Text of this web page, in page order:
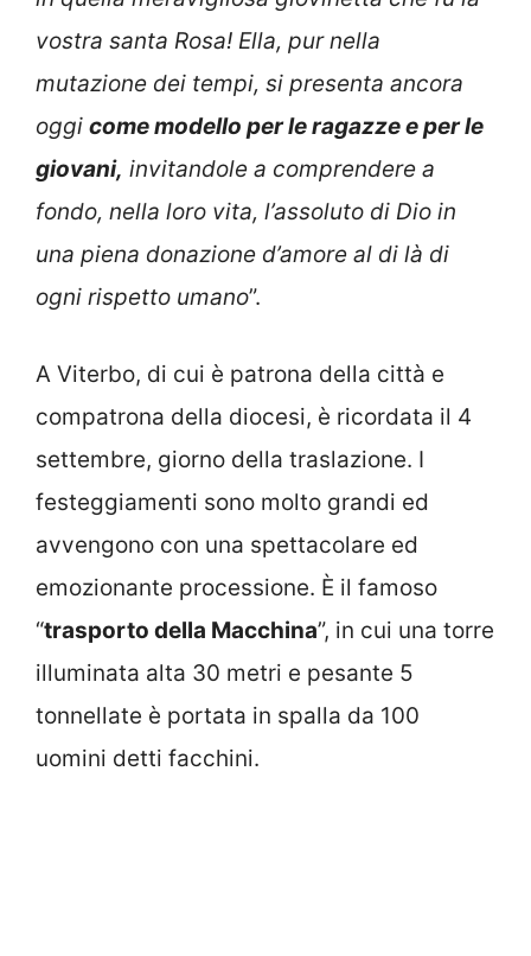
vostra santa Rosa! Ella, pur nella
mutazione dei tempi, si presenta ancora
oggi come modello per le ragazze e per le
giovani, invitandole a comprendere a
fondo, nella loro vita, l’assoluto di Dio in
una piena donazione d’amore al di là di
ogni rispetto umano”.
A Viterbo, di cui è patrona della città e
compatrona della diocesi, è ricordata il 4
settembre, giorno della traslazione. I
festeggiamenti sono molto grandi ed
avvengono con una spettacolare ed
emozionante processione. È il famoso
“trasporto della Macchina”, in cui una torre
illuminata alta 30 metri e pesante 5
tonnellate è portata in spalla da 100
uomini detti facchini.